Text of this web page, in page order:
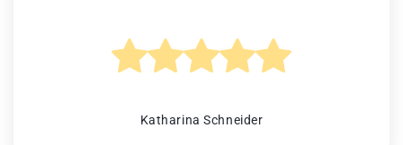
Katharina Schneider